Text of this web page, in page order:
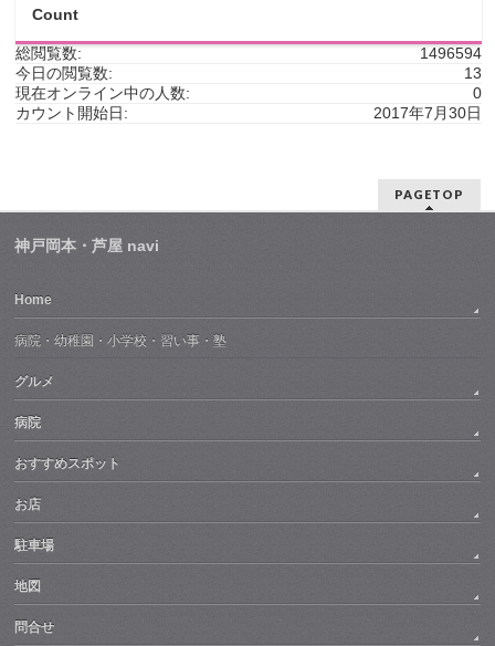
Count
1496594
総閲覧数:
13
今日の閲覧数:
0
現在オンライン中の人数:
2017年7月30日
カウント開始日:
PAGETOP
神戸岡本・芦屋 navi
Home
病院・幼稚園・小学校・習い事・塾
グルメ
病院
おすすめスポット
お店
駐車場
地図
問合せ